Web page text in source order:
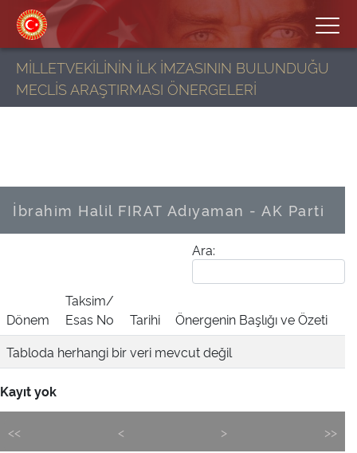
MİLLETVEKİLİNİN İLK İMZASININ BULUNDUĞU
MECLİS ARAŞTIRMASI ÖNERGELERİ
İbrahim Halil FIRAT Adıyaman - AK Parti
Ara:
Dönem
Taksim/
Esas No
Tarihi
Önergenin Başlığı ve Özeti
Tabloda herhangi bir veri mevcut değil
Kayıt yok
<< < > >>